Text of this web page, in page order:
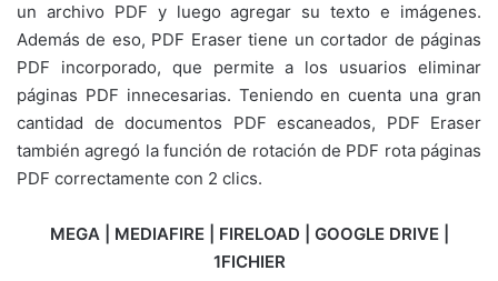
un archivo PDF y luego agregar su texto e imágenes.
Además de eso, PDF Eraser tiene un cortador de páginas
PDF incorporado, que permite a los usuarios eliminar
páginas PDF innecesarias. Teniendo en cuenta una gran
cantidad de documentos PDF escaneados, PDF Eraser
también agregó la función de rotación de PDF rota páginas
PDF correctamente con 2 clics.
MEGA | MEDIAFIRE | FIRELOAD | GOOGLE DRIVE |
1FICHIER